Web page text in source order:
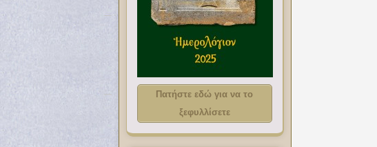
Πατήστε εδώ για να το
ξεφυλλίσετε